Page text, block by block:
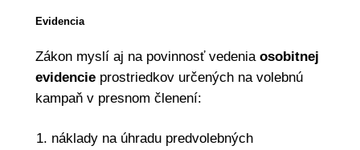
Evidencia
Zákon myslí aj na povinnosť vedenia osobitnej
evidencieprostriedkov určených na volebnú
kampaň v presnom členení:
náklady na úhradu predvolebných